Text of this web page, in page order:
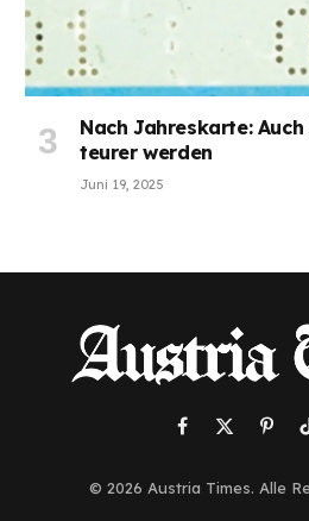
Nach Jahreskarte:
teurer werden
Juni 19, 2025
Facebook
X
© 2026 Austria Times. Alle